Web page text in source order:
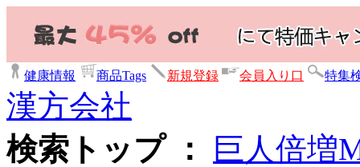
健康情報 商品Tags 新規登録 会員入り口 特集
漢方会社
検索トップ ：
巨人倍増